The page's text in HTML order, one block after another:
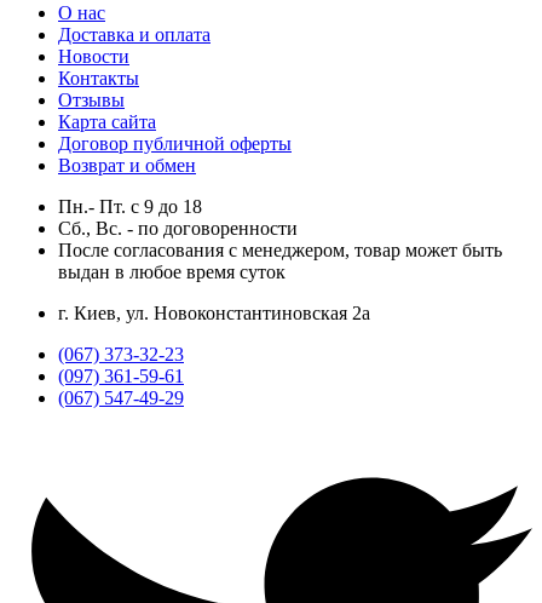
О нас
Доставка и оплата
Новости
Контакты
Отзывы
Карта сайта
Договор публичной оферты
Возврат и обмен
Пн.- Пт. с 9 до 18
Сб., Вс. - по договоренности
После согласования с менеджером, товар может быть
выдан в любое время суток
г. Киев, ул. Новоконстантиновская 2а
(067) 373-32-23
(097) 361-59-61
(067) 547-49-29